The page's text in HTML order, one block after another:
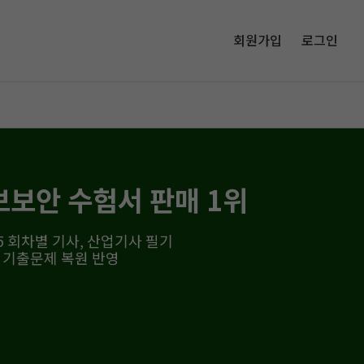
회원가입 로그인
보안 수험서 판매 1위
회차별 기사, 산업기사 필기
출문제 복원 반영